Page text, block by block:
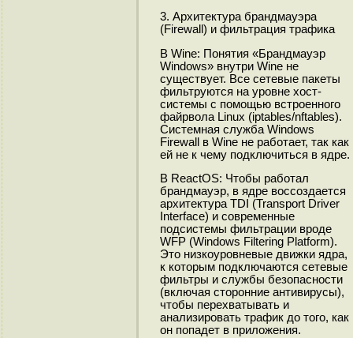
3. Архитектура брандмауэра
(Firewall) и фильтрация трафика
В Wine: Понятия «Брандмауэр
Windows» внутри Wine не
существует. Все сетевые пакеты
фильтруются на уровне хост-
системы с помощью встроенного
файрвола Linux (iptables/nftables).
Системная служба Windows
Firewall в Wine не работает, так как
ей не к чему подключиться в ядре.
В ReactOS: Чтобы работал
брандмауэр, в ядре воссоздается
архитектура TDI (Transport Driver
Interface) и современные
подсистемы фильтрации вроде
WFP (Windows Filtering Platform).
Это низкоуровневые движки ядра,
к которым подключаются сетевые
фильтры и службы безопасности
(включая сторонние антивирусы),
чтобы перехватывать и
анализировать трафик до того, как
он попадет в приложения.